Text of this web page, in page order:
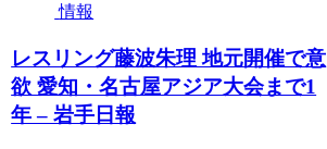
情報
レスリング藤波朱理 地元開催で意
欲 愛知・名古屋アジア大会まで1
年 – 岩手日報